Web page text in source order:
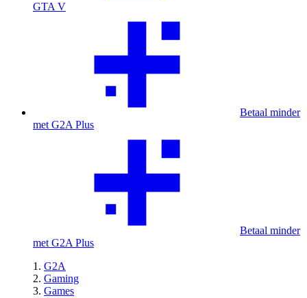
GTA V
Betaal minder
met G2A Plus
Betaal minder
met G2A Plus
G2A
Gaming
Games